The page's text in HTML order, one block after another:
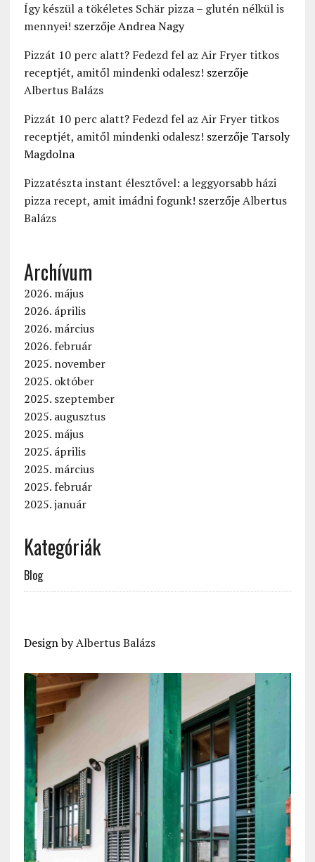
Így készül a tökéletes Schär pizza – glutén nélkül is
mennyei! szerzőjeAndrea Nagy
Pizzát 10 perc alatt? Fedezd fel az Air Fryer titkos
receptjét, amitől mindenki odalesz! szerzője
Albertus Balázs
Pizzát 10 perc alatt? Fedezd fel az Air Fryer titkos
receptjét, amitől mindenki odalesz! szerzője Tarsoly
Magdolna
Pizzatészta instant élesztővel: a leggyorsabb házi
pizza recept, amit imádni fogunk! szerzőjeAlbertus
Balázs
Archívum
2026. május
2026. április
2026. március
2026. február
2025. november
2025. október
2025. szeptember
2025. augusztus
2025. május
2025. április
2025. március
2025. február
2025. január
Kategóriák
Blog
Design byAlbertus Balázs